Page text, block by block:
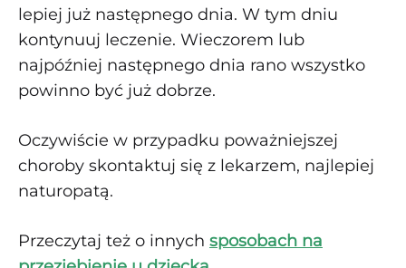
lepiej już następnego dnia. W tym dniu
kontynuuj leczenie. Wieczorem lub
najpóźniej następnego dnia rano wszystko
powinno być już dobrze.
Oczywiście w przypadku poważniejszej
choroby skontaktuj się z lekarzem, najlepiej
naturopatą.
Przeczytaj też o innych sposobach na